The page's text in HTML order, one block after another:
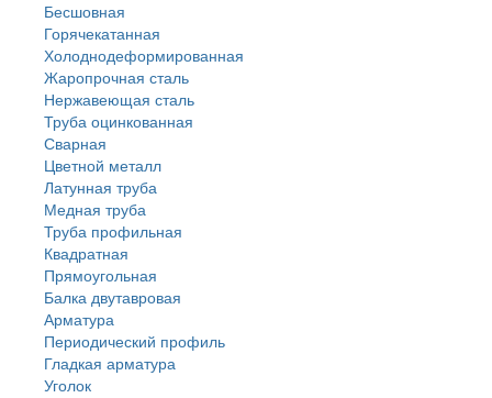
Бесшовная
Горячекатанная
Холоднодеформированная
Жаропрочная сталь
Нержавеющая сталь
Труба оцинкованная
Сварная
Цветной металл
Латунная труба
Медная труба
Труба профильная
Квадратная
Прямоугольная
Балка двутавровая
Арматура
Периодический профиль
Гладкая арматура
Уголок